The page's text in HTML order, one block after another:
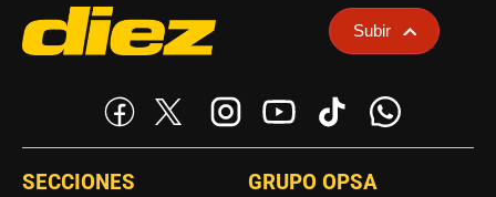
Subir
SECCIONES GRUPO OPSA